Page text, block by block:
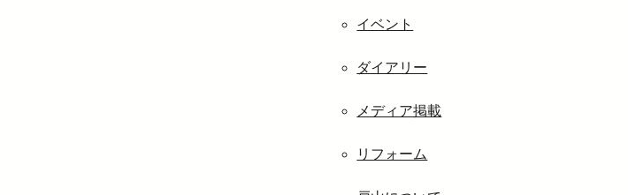
イベント
ダイアリー
メディア掲載
リフォーム